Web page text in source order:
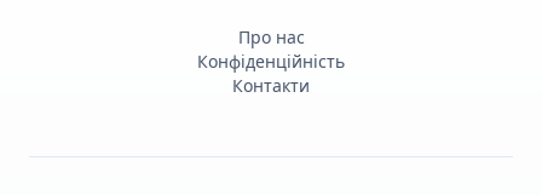
Про нас
Конфіденційність
Контакти